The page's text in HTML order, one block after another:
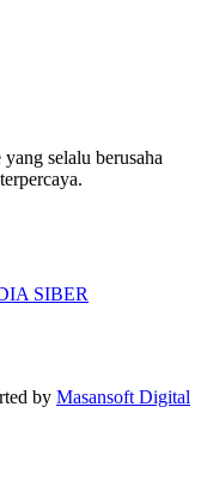
selalu berusaha
SIBER
by Masansoft Digital